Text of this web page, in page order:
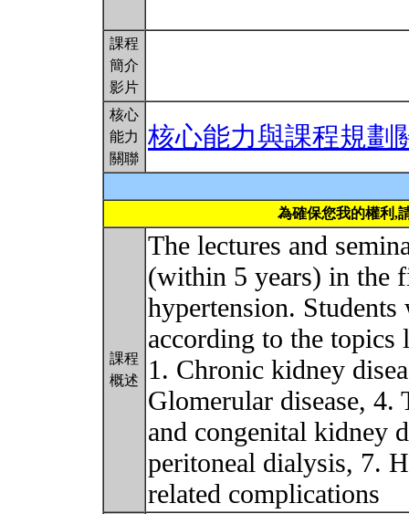
課程
簡介
影片
核心
能力
關聯
核心能力與課程規劃
為確保您我的權利,
課程
概述
The lectures and
(within 5 years) in the
hypertension.
according to the
1. Chronic kidney
Glomerular disease,
and congenital kidney
peritoneal dialysis, 7.
related complications